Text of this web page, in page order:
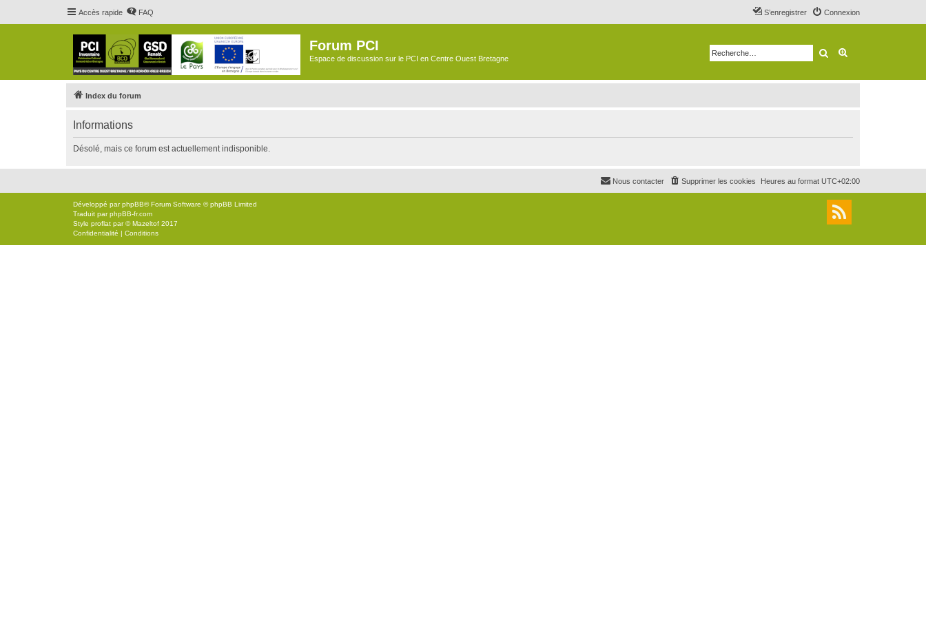
Accès rapide FAQ Connexion
S’enregistrer
Forum PCI
Espace de discussion sur le PCI en Centre Ouest Bretagne Rechercher
Index du forum
Informations
Désolé, mais ce forum est actuellement indisponible.
Heures au format UTC+02:00
Supprimer les cookies
Nous contacter
Développé parphpBB® Forum Software © phpBB Limited
Traduit parphpBB-fr.com
Style proflat par ©Mazeltof 2017
Confidentialité | Conditions